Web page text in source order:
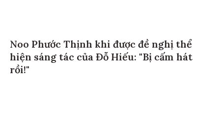
Noo Phước Thịnh khi được đề nghị thể
hiện sáng tác của Đỗ Hiếu: "Bị cấm hát
rồi!"